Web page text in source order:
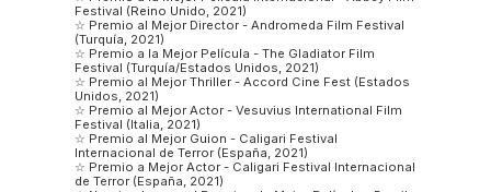
Festival (Reino Unido, 2021)
☆ Premio al Mejor Director - Andromeda Film Festival
(Turquía, 2021)
☆ Premio a la Mejor Película - The Gladiator Film
Festival (Turquía/Estados Unidos, 2021)
☆ Premio al Mejor Thriller - Accord Cine Fest (Estados
Unidos, 2021)
☆ Premio al Mejor Actor - Vesuvius International Film
Festival (Italia, 2021)
☆ Premio al Mejor Guion - Caligari Festival
Internacional de Terror (España, 2021)
☆ Premio a Mejor Actor - Caligari Festival Internacional
de Terror (España, 2021)